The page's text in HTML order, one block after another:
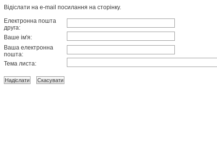
Відіслати на e-mail посилання на сторінку.
Електронна пошта
друга:
Ваше ім'я:
Ваша електронна
пошта:
Тема листа: